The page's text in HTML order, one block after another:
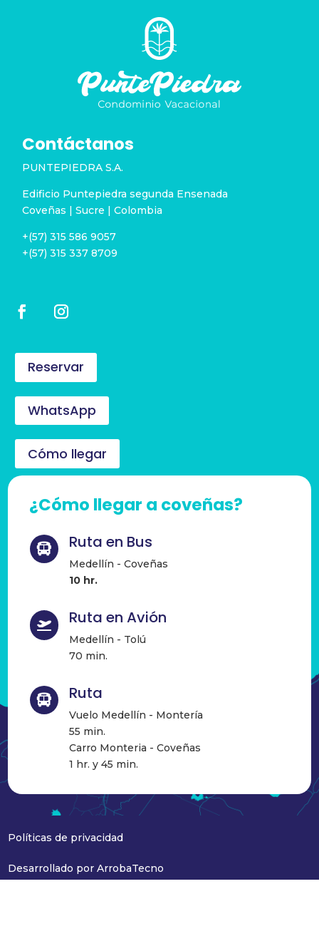
Contáctanos
PUNTEPIEDRA S.A.
Edificio Puntepiedra segunda Ensenada
Coveñas | Sucre | Colombia
+(57) 315 586 9057
+(57) 315 337 8709
Reservar
WhatsApp
Cómo llegar
¿Cómo llegar a coveñas?
 Ruta en Bus
Medellín - Coveñas
10 hr.
 Ruta en Avión
Medellín - Tolú
70 min.
 Ruta
Vuelo Medellín - Montería
55 min.
Carro Monteria - Coveñas
1 hr. y 45 min.
Políticas de privacidad
Desarrollado por ArrobaTecno